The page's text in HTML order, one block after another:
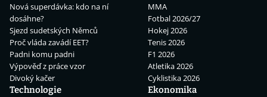
Nová superdávka: kdo na ní
dosáhne?
Sjezd sudetských Němců
Proč vláda zavádí EET?
Padni komu padni
Výpověď z práce vzor
Divoký kačer
MMA
Fotbal 2026/27
Hokej 2026
Tenis 2026
F1 2026
Atletika 2026
Cyklistika 2026
Technologie
Ekonomika